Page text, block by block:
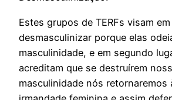
Estes grupos de TERFs visam
desmasculinizar porque elas
masculinidade, e em segundo
acreditam que se destruírem
masculinidade nós retornaremos